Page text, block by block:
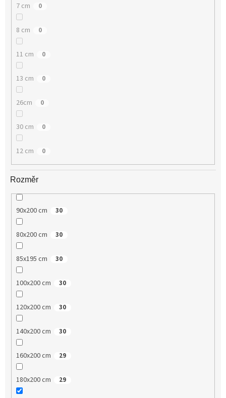
7 cm 0
8 cm 0
11 cm 0
13 cm 0
26cm 0
30 cm 0
12 cm 0
Rozměr
90x200 cm 30
80x200 cm 30
85x195 cm 30
100x200 cm 30
120x200 cm 30
140x200 cm 30
160x200 cm 29
180x200 cm 29